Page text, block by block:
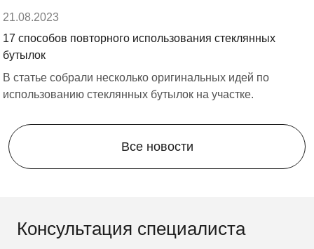
21.08.2023
17 способов повторного использования стеклянных
бутылок
В статье собрали несколько оригинальных идей по
использованию стеклянных бутылок на участке.
Все новости
Консультация специалиста